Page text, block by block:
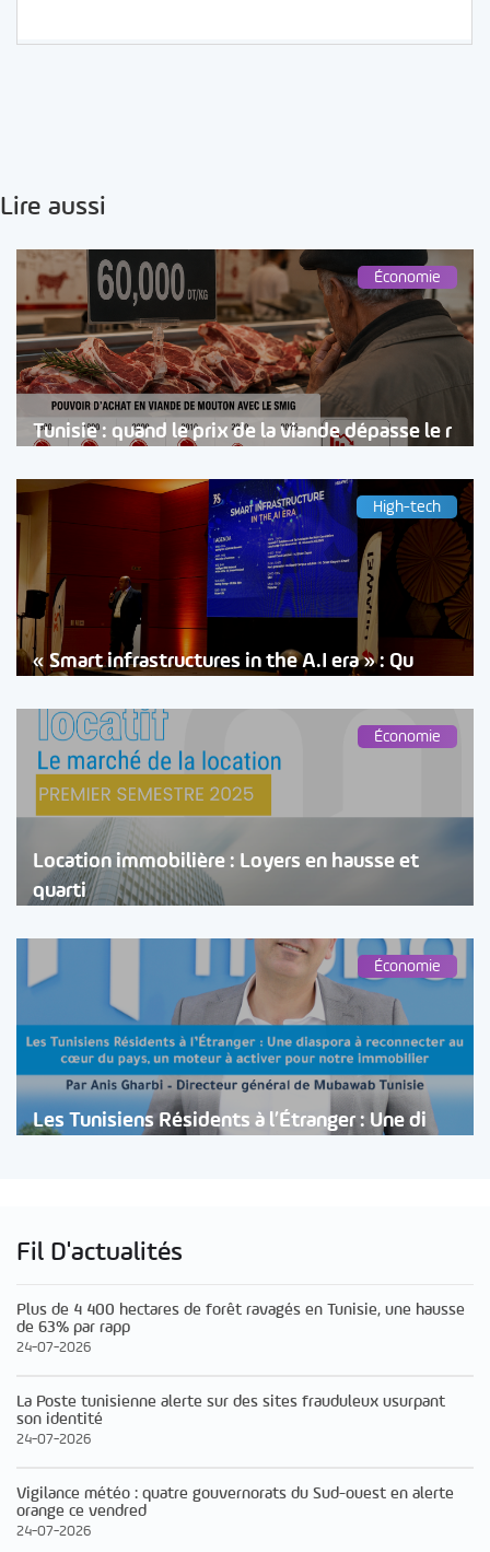
Lire aussi
Économie
Tunisie : quand le prix de la viande dépasse le r
High-tech
« Smart infrastructures in the A.I era » : Qu
Économie
Location immobilière : Loyers en hausse et
quarti
Économie
Les Tunisiens Résidents à l’Étranger : Une di
Fil D'actualités
Plus de 4 400 hectares de forêt ravagés en Tunisie, une hausse
de 63% par rapp
24-07-2026
La Poste tunisienne alerte sur des sites frauduleux usurpant
son identité
24-07-2026
Vigilance météo : quatre gouvernorats du Sud-ouest en alerte
orange ce vendred
24-07-2026